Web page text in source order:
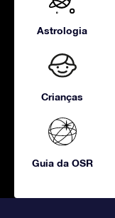
Astrologia
Crianças
Guia da OSR